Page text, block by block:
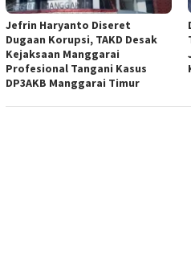
Jefrin Haryanto Diseret
Dugaan Korupsi, TAKD Desak
Kejaksaan Manggarai
Profesional Tangani Kasus
DP3AKB Manggarai Timur